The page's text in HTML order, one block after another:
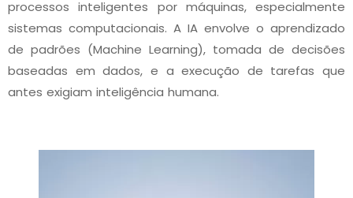
processos inteligentes por máquinas, especialmente
sistemas computacionais. A IA envolve o aprendizado
de padrões (Machine Learning), tomada de decisões
baseadas em dados, e a execução de tarefas que
antes exigiam inteligência humana.